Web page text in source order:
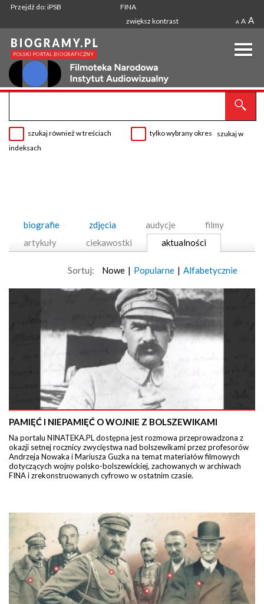
Przejdź do: iPSB
FINA
zwiększ kontrast
A A A
szukaj również w treściach tylko wybrany okres
szukaj w
indeksach
biografie zdjęcia audycje
filmy
artykuły
ciekawostki aktualności
Sortuj: Nowe | Popularne | Alfabetycznie
PAMIĘĆ I NIEPAMIĘĆ O WOJNIE Z BOLSZEWIKAMI
Na portalu NINATEKA.PL dostępna jest rozmowa przeprowadzona z
okazji setnej rocznicy zwycięstwa nad bolszewikami przez profesorów
Andrzeja Nowaka i Mariusza Guzka na temat materiałów filmowych
dotyczących wojny polsko-bolszewickiej, zachowanych w archiwach
FINA i zrekonstruowanych cyfrowo w ostatnim czasie.